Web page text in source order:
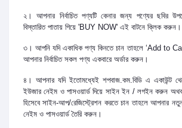
২। আপনার নির্বাচিত পণ্যটি কেনার জন্য পণ্যের ছবির
বিস্তারিত পাতায় গিয়ে 'BUY NOW' এই বাটনে ক্লিক করুন।
৩। আপনি যদি একাধিক পণ্য কিনতে চান তাহলে ‘Add to
আপনার নির্বাচিত সকল পণ্য একবারে অর্ডার করুন।
৪। আপনার যদি ইতোমধ্যেই শপবাজ.কম.বিডি এ একাউন্ট
ইউজার নেইম ও পাসওয়ার্ড দিয়ে সাইন ইন / লগইন করুন
হিসেবে সাইন-আপ/রেজিস্ট্রেশন করতে চান তাহলে আপনার
নেইম ও পাসওয়ার্ড তৈরি করুন।